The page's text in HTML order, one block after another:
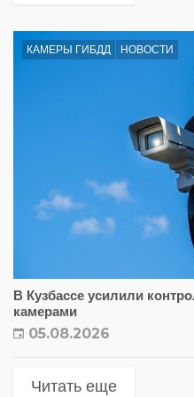
КАМЕРЫ ГИБДД НОВОСТИ
В Кузбассе усилили
камерами
05.08.2026
Читать еще